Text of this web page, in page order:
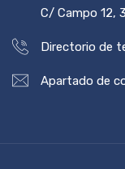
C/ Campo 12,
Directorio de
Apartado de